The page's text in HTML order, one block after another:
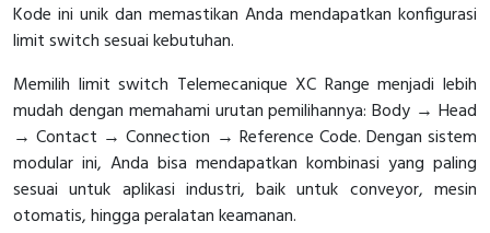
Kode ini unik dan memastikan Anda mendapatkan konfigurasi
limit switch sesuai kebutuhan.
Memilih limit switch Telemecanique XC Range menjadi lebih
mudah dengan memahami urutan pemilihannya: Body → Head
→ Contact → Connection → Reference Code. Dengan sistem
modular ini, Anda bisa mendapatkan kombinasi yang paling
sesuai untuk aplikasi industri, baik untuk conveyor, mesin
otomatis, hingga peralatan keamanan.